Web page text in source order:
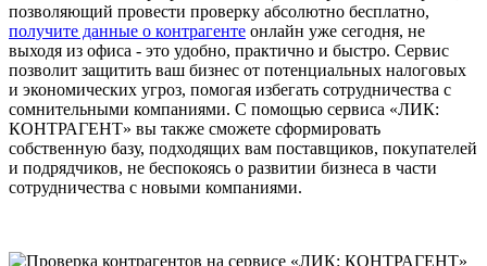
позволяющий провести проверку абсолютно бесплатно,
получите данные о контрагенте онлайн уже сегодня, не
выходя из офиса - это удобно, практично и быстро. Сервис
позволит защитить ваш бизнес от потенциальных налоговых
и экономических угроз, помогая избегать сотрудничества с
сомнительными компаниями. С помощью сервиса «ЛИК:
КОНТРАГЕНТ» вы также сможете сформировать
собственную базу, подходящих вам поставщиков, покупателей
и подрядчиков, не беспокоясь о развитии бизнеса в части
сотрудничества с новыми компаниями.